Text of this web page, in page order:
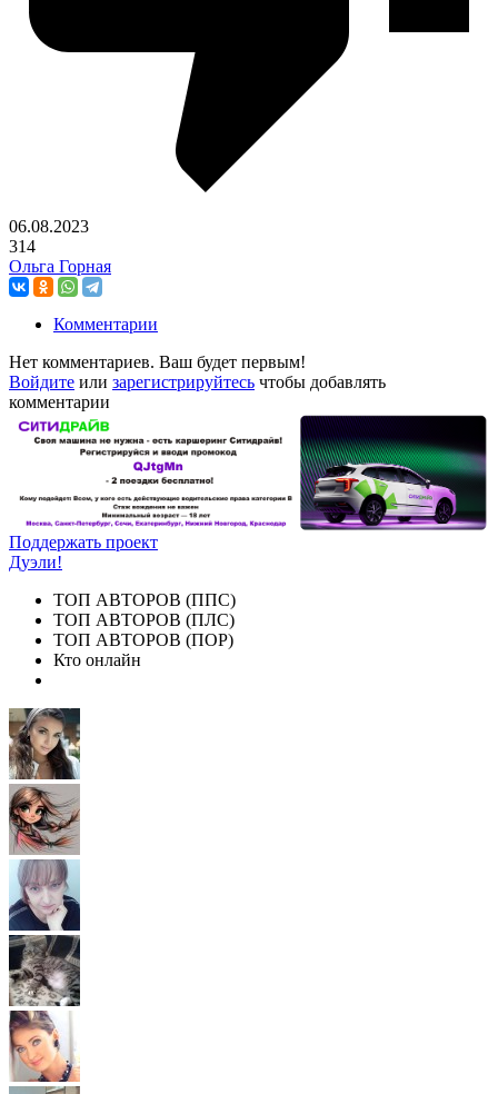
06.08.2023
314
Ольга Горная
Комментарии
Нет комментариев. Ваш будет первым!
Войдите или зарегистрируйтесь чтобы добавлять
комментарии
Поддержать проект
Дуэли!
ТОП АВТОРОВ (ППС)
ТОП АВТОРОВ (ПЛС)
ТОП АВТОРОВ (ПОР)
Кто онлайн